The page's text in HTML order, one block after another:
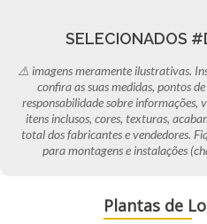
SELECIONADOS
⚠️ imagens meramente ilustrativas.
confira as suas medidas, pontos
responsabilidade sobre informações,
itens inclusos, cores, texturas,
total dos fabricantes e vendedores.
para montagens e instalações
Plantas de